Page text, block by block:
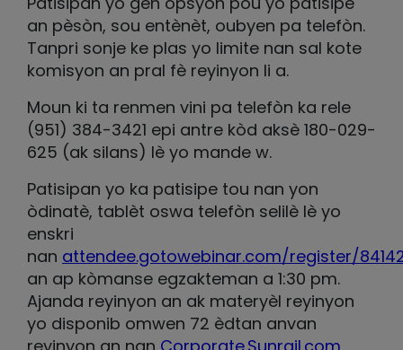
an pèsòn, sou entènèt, oubyen pa telefòn.
Tanpri sonje ke plas yo limite nan sal kote
komisyon an pral fè reyinyon li a.
Moun ki ta renmen vini pa telefòn ka rele
(951) 384-3421 epi antre kòd aksè 180-029-
625 (ak silans) lè yo mande w.
Patisipan yo ka patisipe tou nan yon
òdinatè, tablèt oswa telefòn selilè lè yo
enskri
nan attendee.gotowebinar.com/register/
an ap kòmanse egzakteman a 1:30 pm.
Ajanda reyinyon an ak materyèl reyinyon
yo disponib omwen 72 èdtan anvan